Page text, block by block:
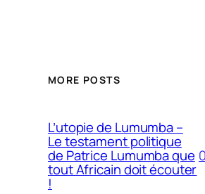
MORE POSTS
L’utopie de Lumumba –
Le testament politique
de Patrice Lumumba que
tout Africain doit écouter
!